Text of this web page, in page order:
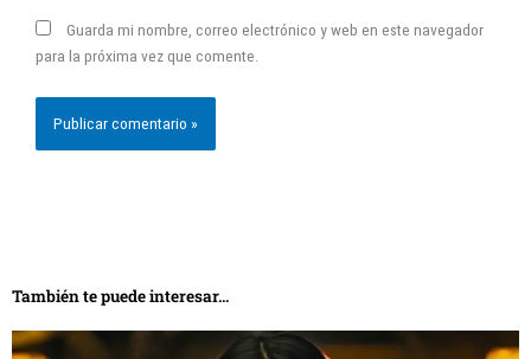
Guarda mi nombre, correo electrónico y web en este navegador
para la próxima vez que comente.
También te puede interesar...